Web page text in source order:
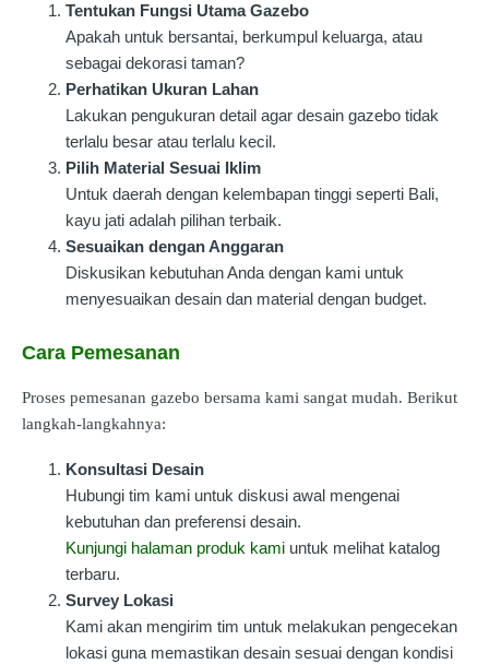
Tentukan Fungsi Utama Gazebo
Apakah untuk bersantai, berkumpul keluarga, atau
sebagai dekorasi taman?
Perhatikan Ukuran Lahan
Lakukan pengukuran detail agar desain gazebo tidak
terlalu besar atau terlalu kecil.
Pilih Material Sesuai Iklim
Untuk daerah dengan kelembapan tinggi seperti Bali,
kayu jati adalah pilihan terbaik.
Sesuaikan dengan Anggaran
Diskusikan kebutuhan Anda dengan kami untuk
menyesuaikan desain dan material dengan budget.
Cara Pemesanan
Proses pemesanan gazebo bersama kami sangat mudah. Berikut
langkah-langkahnya:
Konsultasi Desain
Hubungi tim kami untuk diskusi awal mengenai
kebutuhan dan preferensi desain.
Kunjungi halaman produk kami untuk melihat katalog
terbaru.
Survey Lokasi
Kami akan mengirim tim untuk melakukan pengecekan
lokasi guna memastikan desain sesuai dengan kondisi